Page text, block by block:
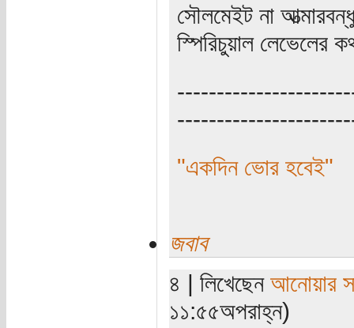
সৌলমেইট না
স্পিরিচুয়াল লেভেলের
"একদিন ভোর হবেই"
জবাব
৪ | লিখেছেন আনোয়ার
১১:৫৫অপরাহ্ন)